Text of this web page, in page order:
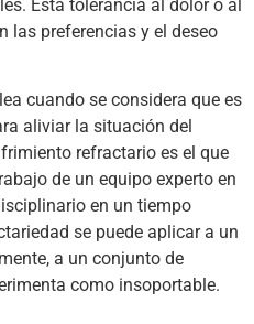
Esta tolerancia al dolor o al
las preferencias y el deseo
cuando se considera que es
aliviar la situación del
refractario es el que
de un equipo experto en
en un tiempo
se puede aplicar a un
a un conjunto de
como insoportable.